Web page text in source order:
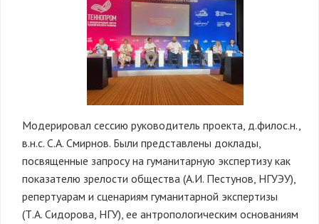
Модерировал сессию руководитель проекта, д.филос.н.,
в.н.с. С.А. Смирнов. Были представлены доклады,
посвященные запросу на гуманитарную экспертизу как
показателю зрелости общества (А.И. Пестунов, НГУЭУ),
репертуарам и сценариям гуманитарной экспертизы
(Т.А. Сидорова, НГУ), ее антропологическим основаниям